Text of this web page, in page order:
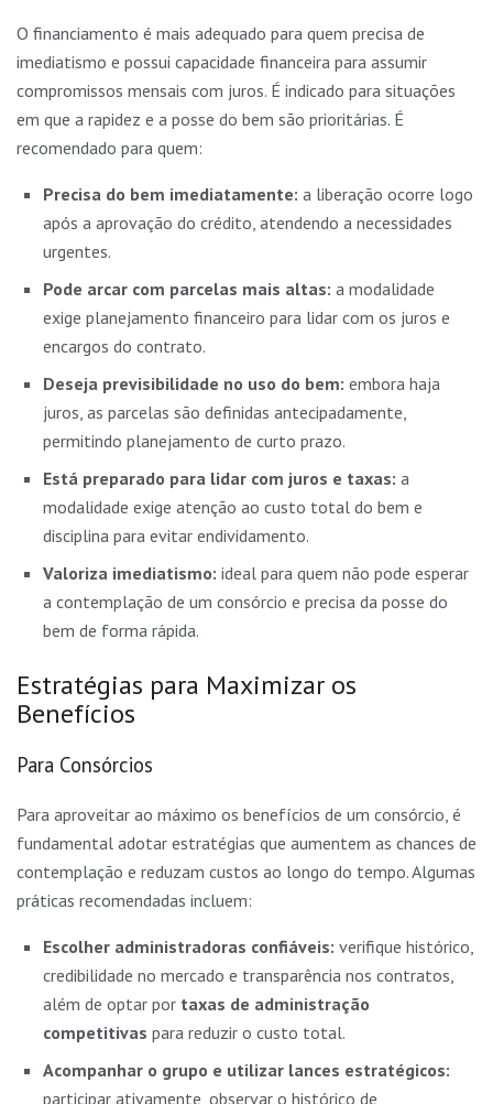
O financiamento é mais adequado para quem precisa de
imediatismo e possui capacidade financeira para assumir
compromissos mensais com juros. É indicado para situações
em que a rapidez e a posse do bem são prioritárias. É
recomendado para quem:
Precisa do bem imediatamente: a liberação ocorre logo
após a aprovação do crédito, atendendo a necessidades
urgentes.
Pode arcar com parcelas mais altas: a modalidade
exige planejamento financeiro para lidar com os juros e
encargos do contrato.
Deseja previsibilidade no uso do bem: embora haja
juros, as parcelas são definidas antecipadamente,
permitindo planejamento de curto prazo.
Está preparado para lidar com juros e taxas: a
modalidade exige atenção ao custo total do bem e
disciplina para evitar endividamento.
Valoriza imediatismo: ideal para quem não pode esperar
a contemplação de um consórcio e precisa da posse do
bem de forma rápida.
Estratégias para Maximizar os
Benefícios
Para Consórcios
Para aproveitar ao máximo os benefícios de um consórcio, é
fundamental adotar estratégias que aumentem as chances de
contemplação e reduzam custos ao longo do tempo. Algumas
práticas recomendadas incluem:
Escolher administradoras confiáveis: verifique histórico,
credibilidade no mercado e transparência nos contratos,
além de optar por taxas de administração
competitivas para reduzir o custo total.
Acompanhar o grupo e utilizar lances estratégicos:
participar ativamente, observar o histórico de